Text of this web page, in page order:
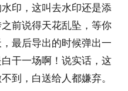
印，这叫去水印还是添
前说得天花乱坠，等你
最后导出的时候弹出一
干一场啊！说实话，这
到，白送给人都嫌弃。